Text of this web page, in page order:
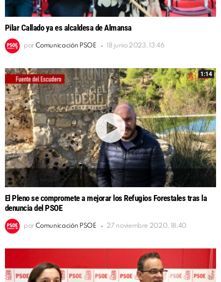
Pilar Callado ya es alcaldesa de Almansa
por Comunicación PSOE 18 junio 2023, 13:46
1:14
El Pleno se compromete a mejorar los Refugios Forestales tras la
denuncia del PSOE
por Comunicación PSOE 27 noviembre 2020, 18:40